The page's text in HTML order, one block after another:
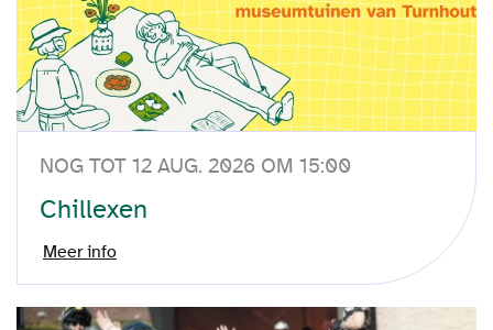
NOG TOT 12 AUG. 2026 OM 15:00
Chillexen
Meer info